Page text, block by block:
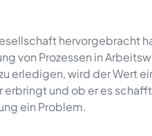
hervorgebracht
von Prozessen in
erledigen, wird der Wert
und ob er es
ein Problem.